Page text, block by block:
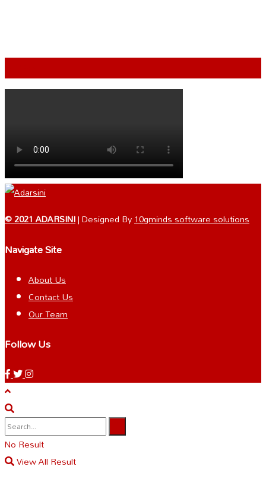
© 2021 ADARSINI| Designed By10gminds software solutions
Navigate Site
About Us
Contact Us
Our Team
Follow Us
No Result
View All Result